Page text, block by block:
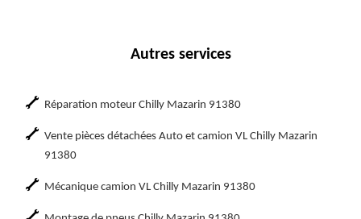
Autres services
Réparation moteur Chilly Mazarin 91380
Vente pièces détachées Auto et camion VL Chilly Mazarin
91380
Mécanique camion VL Chilly Mazarin 91380